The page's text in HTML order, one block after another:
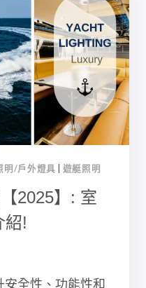
明/戶外燈具 遊艇照明
2025】: 室
紹!
全性、功能性和